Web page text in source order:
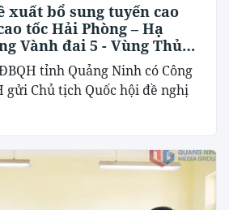
xuất bổ sung tuyến cao
tốc Hải Phòng – Hạ
Vành đai 5 - Vùng Thủ
tỉnh Quảng Ninh có Công
gửi Chủ tịch Quốc hội đề nghị